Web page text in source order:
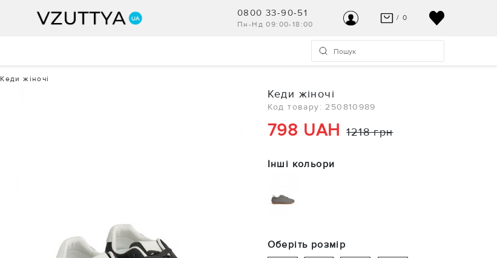
0800 33-90-51
Пн-Нд 09:00-18:00
/ 0
ВАШ КОШИК ПУСТИЙ
ПЕРЕГЛЯНУТИ
Кеди жіночі
Кеди жіночі
Код товару: 250810989
798 UAH 1218 грн
Інші кольори
Оберіть розмір